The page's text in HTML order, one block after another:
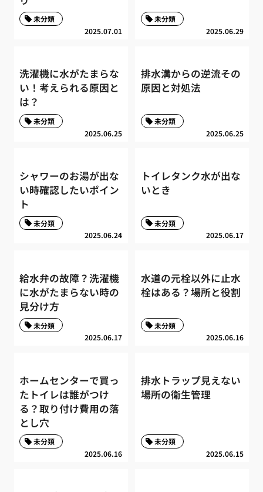
2025.07.01
未分類
2025.06.29
未分類
洗濯機に水がたまらな
い！考えられる原因と
は？
2025.06.25
未分類
排水溝からの逆流その
原因と対処法
2025.06.25
未分類
シャワーのお湯が出な
い時確認したいポイン
ト
2025.06.24
未分類
トイレタンク水が出な
いとき
2025.06.17
未分類
給水弁の故障？洗濯機
に水がたまらない時の
見分け方
2025.06.17
未分類
水道の元栓以外に止水
栓はある？場所と役割
2025.06.16
未分類
ホームセンターで買っ
たトイレは誰がつけ
る？取り付け費用の落
とし穴
2025.06.16
未分類
排水トラップ見えない
場所の衛生管理
2025.06.15
未分類